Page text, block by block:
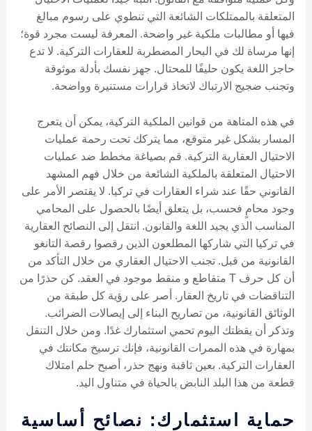
المتعلقة بالممتلكات الشائعة التي تنطوي على رسوم مبالغ
فيها أو مطالبات ملكية غير واضحة. المعرفة ليست مجرد قوة؛
إنها مرساة لك في البحار المضطربة للعقارات التركية. لا تدع
حاجز اللغة يكون حليفًا للمحتال. جهز نفسك بأدلة موثوقة
وتجنب ضجيج الارتباك لاتخاذ قرارات مستنيرة وواضحة.
في هذه المتاهة من قوانين الملكية التركية، يمكن أن يتعرج
المسار بشكل غير متوقع، مما يتركك تحت رحمة عمليات
الاحتيال العقارية التركية. قم بصياغة مخطط ضد عمليات
الاحتيال المتعلقة بالملكية الشائعة من خلال فهم المشهد
القانوني حقًا عند شراء العقارات في تركيا. لا يقتصر الأمر على
وجود محامٍ فحسب، بل يتعلق أيضًا بالحصول على المحامي
المناسب الذي يجيد اللغة والقانون. انتقل إلى النصائح العقارية
في تركيا التي شاركها المطلعون الذين رقصوا رقصة التانغو
القانونية من قبل. تجنب الاحتيال العقاري من خلال التأكد من
أن كل حرف T متقاطع و منقط موجود في العقد. كن حذرًا من
التناقضات في تاريخ العقار. أصر على رؤية كل طبقة من
الوثائق القانونية، من تصاريح البناء إلى إيصالات الضرائب.
وتذكر أن يقظتك اليوم تحمي استثمارك غدًا. ومن خلال التنقل
بمهارة في هذه الممرات القانونية، فإنك ترسيخ مكانتك في
العقارات التركية. بعين ثاقبة ونهج حذر، أصبح حلم امتلاك
قطعة من هذا البلد النابض بالحياة في متناول اليد.
حماية استثمارك: نصائح أساسية